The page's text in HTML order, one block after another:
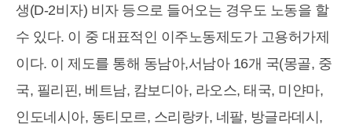
생(D-2비자) 비자 등으로 들어오는 경우도 노동을 할
수 있다. 이 중 대표적인 이주노동제도가 고용허가제
이다. 이 제도를 통해 동남아,서남아 16개 국(몽골, 중
국, 필리핀, 베트남, 캄보디아, 라오스, 태국, 미얀마,
인도네시아, 동티모르, 스리랑카, 네팔, 방글라데시,